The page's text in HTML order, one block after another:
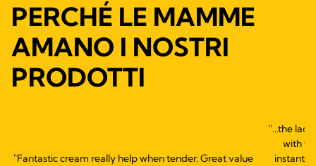
PERCHÉ LE MAMME
AMANO I NOSTRI
PRODOTTI
"Fantastic cream really help when tender. Great value
"...the
with
instantly